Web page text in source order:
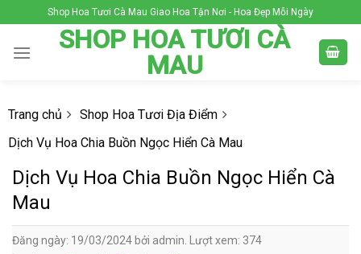
to
content
Shop Hoa Tươi Cà Mau Giao Hoa Tận Nơi - Hoa Đẹp Mỗi Ngày
SHOP HOA TƯƠI CÀ
MAU
Trang chủ
Shop Hoa Tươi Địa Điểm
Dịch Vụ Hoa Chia Buồn Ngọc Hiển Cà Mau
Dịch Vụ Hoa Chia Buồn Ngọc Hiển Cà
Mau
Đăng ngày: 19/03/2024 bởi admin. Lượt xem: 374